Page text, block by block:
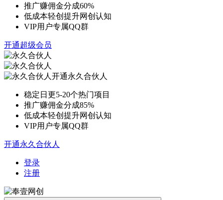
推广赚佣金分成60%
低成本轻创提升网创认知
VIP用户专属QQ群
开通超级会员
开通永久合伙人
稳定日更5-20个热门项目
推广赚佣金分成85%
低成本轻创提升网创认知
VIP用户专属QQ群
开通永久合伙人
登录
注册